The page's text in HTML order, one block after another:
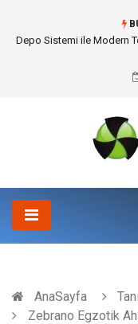
Depo Sistemi ile Modern
AnaSayfa
Zebrano Egzotik